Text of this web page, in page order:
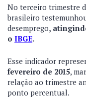
No terceiro trimestre
brasileiro
desemprego,
o IBGE.
Esse indicador
fevereiro de 2015,
relação ao trimestre
ponto percentual.